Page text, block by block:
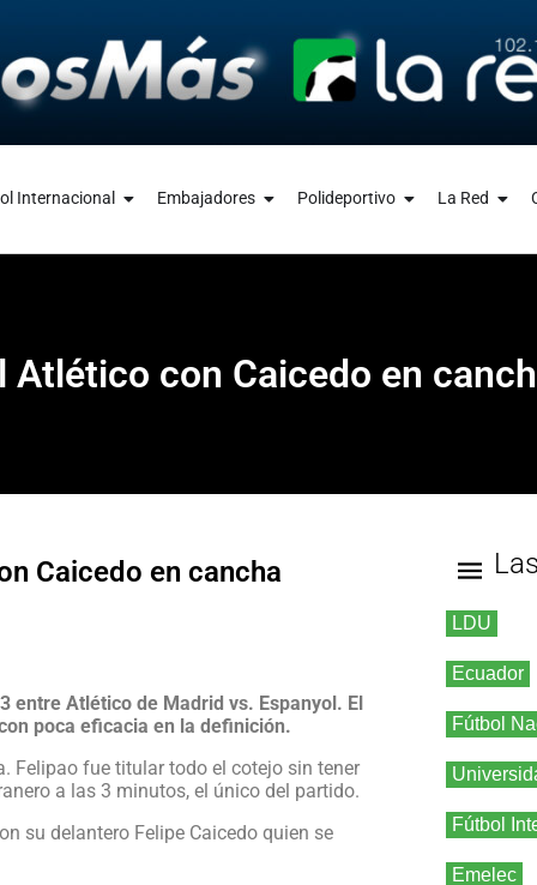
Internacional Embajadores Polideportivo La Red
Atlético con Caicedo en
Caicedo en cancha
entre Atlético de Madrid vs. Espanyol. El
poca eficacia en la definición.
Felipao fue titular todo el cotejo sin tener
a las 3 minutos, el único del partido.
su delantero Felipe Caicedo quien se
LDU
Ecuador
Fútbol
Fútbol
Emelec